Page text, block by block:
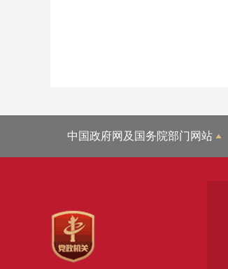
中国政府网及国务院部门网站